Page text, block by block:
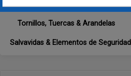
Rodamientos
Tornillos, Tuercas & Arandelas
Salvavidas & Elementos de Seguridad